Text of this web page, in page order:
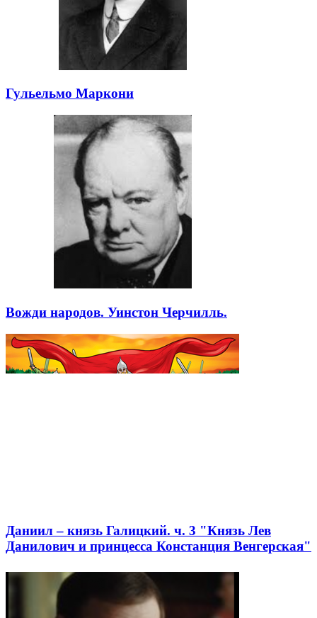
Гульельмо Маркони
Вожди народов. Уинстон Черчилль.
Даниил – князь Галицкий. ч. 3 "Князь Лев
Данилович и принцесса Констанция Венгерская"